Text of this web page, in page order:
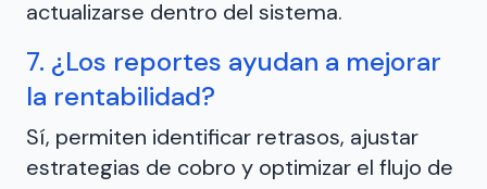
actualizarse dentro del sistema.
7. ¿Los reportes ayudan a mejorar
la rentabilidad?
Sí, permiten identificar retrasos, ajustar
estrategias de cobro y optimizar el flujo de